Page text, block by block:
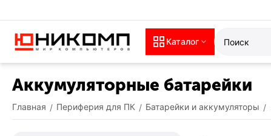
Каталог
Аккумуляторные батарейки
Главная / Периферия для ПК / Батарейки и аккумуляторы /